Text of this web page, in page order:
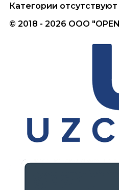
Категории отсутствуют
© 2018 - 2026 ООО